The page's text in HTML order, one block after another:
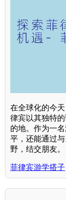
在全球化的今
律宾以其独特
的地。作为一
平，还能通过
野，结交朋友。
菲律宾游学搭子